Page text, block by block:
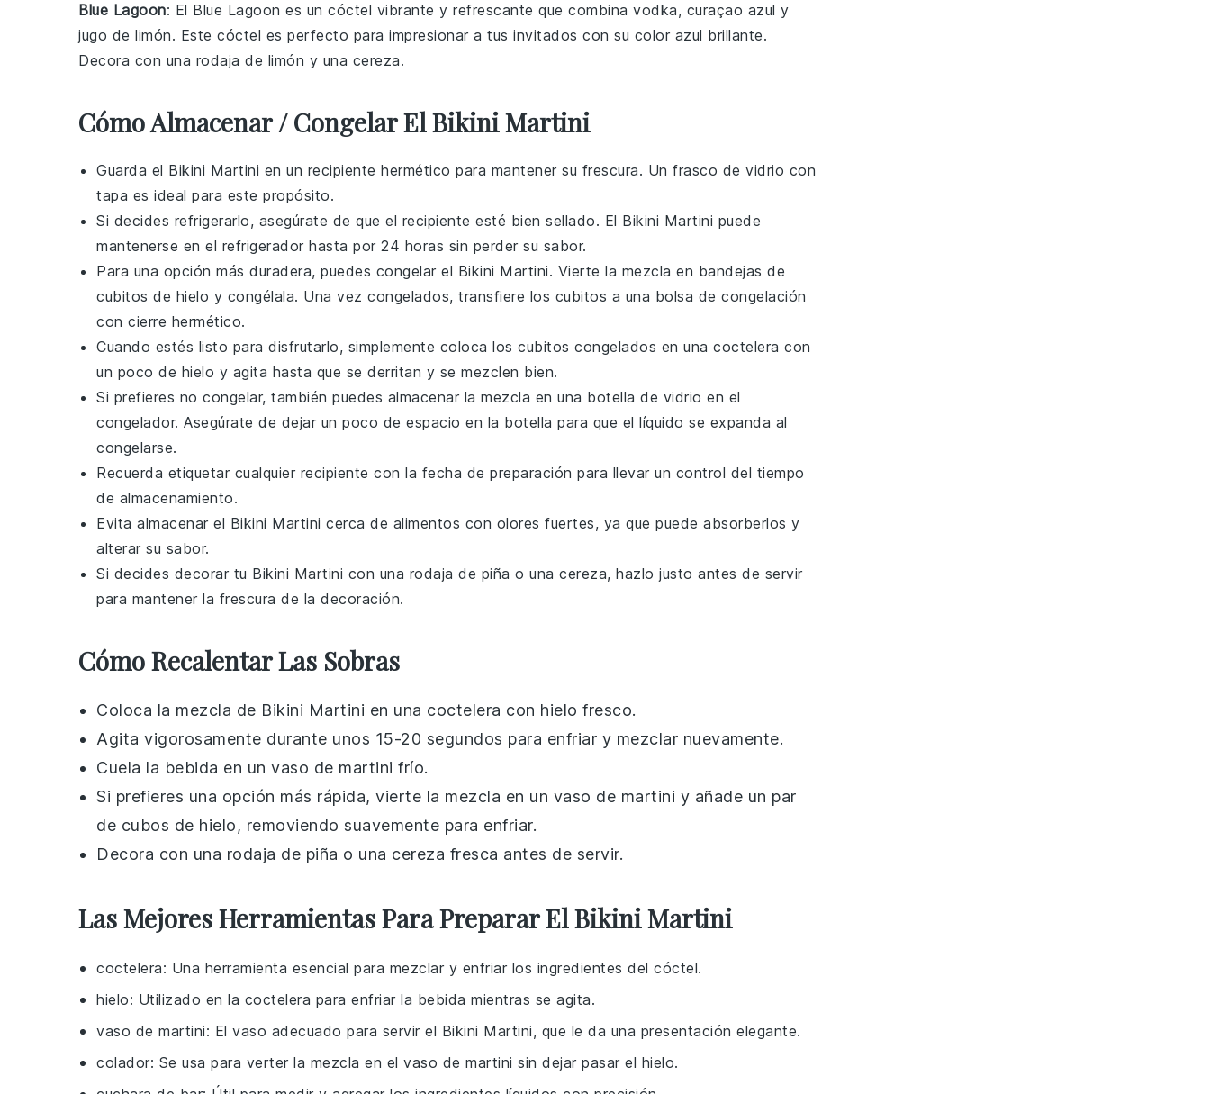
Blue Lagoon: El Blue Lagoon es un cóctel vibrante y refrescante que combina vodka, curaçao azul y
jugo de limón. Este cóctel es perfecto para impresionar a tus invitados con su color azul brillante.
Decora con una rodaja de limón y una cereza.
Cómo Almacenar / Congelar El Bikini Martini
Guarda el Bikini Martini en un recipiente hermético para mantener su frescura. Un frasco de vidrio con
tapa es ideal para este propósito.
Si decides refrigerarlo, asegúrate de que el recipiente esté bien sellado. El Bikini Martini puede
mantenerse en el refrigerador hasta por 24 horas sin perder su sabor.
Para una opción más duradera, puedes congelar el Bikini Martini. Vierte la mezcla en bandejas de
cubitos de hielo y congélala. Una vez congelados, transfiere los cubitos a una bolsa de congelación
con cierre hermético.
Cuando estés listo para disfrutarlo, simplemente coloca los cubitos congelados en una coctelera con
un poco de hielo y agita hasta que se derritan y se mezclen bien.
Si prefieres no congelar, también puedes almacenar la mezcla en una botella de vidrio en el
congelador. Asegúrate de dejar un poco de espacio en la botella para que el líquido se expanda al
congelarse.
Recuerda etiquetar cualquier recipiente con la fecha de preparación para llevar un control del tiempo
de almacenamiento.
Evita almacenar el Bikini Martini cerca de alimentos con olores fuertes, ya que puede absorberlos y
alterar su sabor.
Si decides decorar tu Bikini Martini con una rodaja de piña o una cereza, hazlo justo antes de servir
para mantener la frescura de la decoración.
Cómo Recalentar Las Sobras
Coloca la mezcla de Bikini Martini en una coctelera con hielo fresco.
Agita vigorosamente durante unos 15-20 segundos para enfriar y mezclar nuevamente.
Cuela la bebida en un vaso de martini frío.
Si prefieres una opción más rápida, vierte la mezcla en un vaso de martini y añade un par
de cubos de hielo, removiendo suavemente para enfriar.
Decora con una rodaja de piña o una cereza fresca antes de servir.
Las Mejores Herramientas Para Preparar El Bikini Martini
coctelera: Una herramienta esencial para mezclar y enfriar los ingredientes del cóctel.
hielo: Utilizado en la coctelera para enfriar la bebida mientras se agita.
vaso de martini: El vaso adecuado para servir el Bikini Martini, que le da una presentación elegante.
colador: Se usa para verter la mezcla en el vaso de martini sin dejar pasar el hielo.